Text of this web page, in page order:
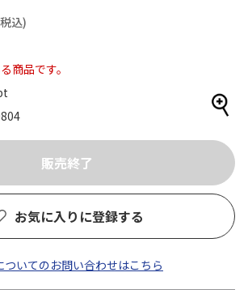
込)
商品です。
お気に入りに登録する
ついてのお問い合わせはこちら